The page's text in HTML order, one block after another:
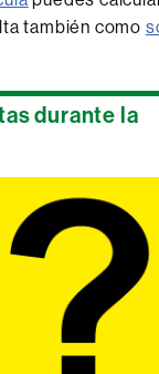
también como
durante la